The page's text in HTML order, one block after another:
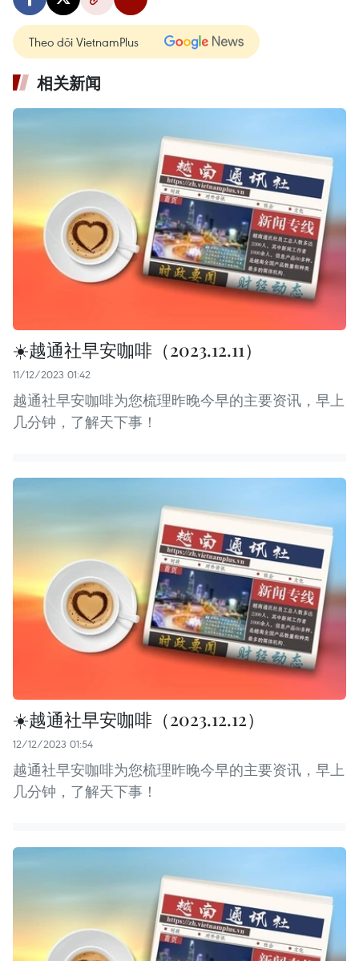
Theo dõi VietnamPlus
相关新闻
☀️越通社早安咖啡（2023.12.11）
11/12/2023 01:42
越通社早安咖啡为您梳理昨晚今早的主要资讯，早上
几分钟，了解天下事！
☀️越通社早安咖啡（2023.12.12）
12/12/2023 01:54
越通社早安咖啡为您梳理昨晚今早的主要资讯，早上
几分钟，了解天下事！